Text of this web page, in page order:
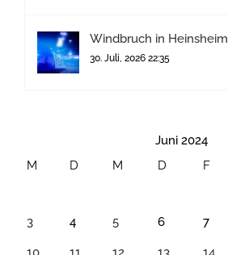
Windbruch in Heinsheim
30. Juli, 2026 22:35
Juni 2024
M
D M D F
3 4 5 6 7